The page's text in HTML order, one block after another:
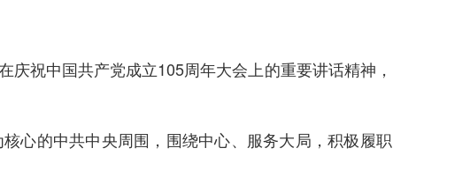
祝中国共产党成立105周年大会上的重要讲话精神，
的中共中央周围，围绕中心、服务大局，积极履职